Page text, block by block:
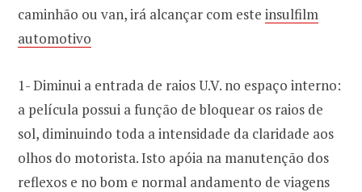
caminhão ou van, irá alcançar com este insulfilm
automotivo
1- Diminui a entrada de raios U.V. no espaço interno:
a película possui a função de bloquear os raios de
sol, diminuindo toda a intensidade da claridade aos
olhos do motorista. Isto apóia na manutenção dos
reflexos e no bom e normal andamento de viagens